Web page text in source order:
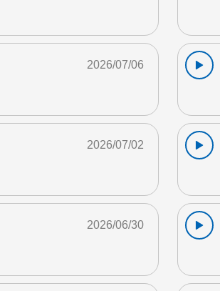
2026/07/06
2026/07/02
2026/06/30